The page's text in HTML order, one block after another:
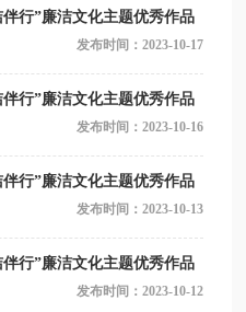
行”廉洁文化主题优秀作品
发布时间：2023-10-17
行”廉洁文化主题优秀作品
发布时间：2023-10-16
行”廉洁文化主题优秀作品
发布时间：2023-10-13
行”廉洁文化主题优秀作品
发布时间：2023-10-12